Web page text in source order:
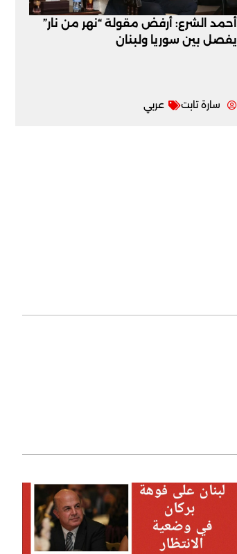
أحمد الشرع: أرفض مقولة “نهر من نار”
يفصل بين سوريا ولبنان
سارة تابت عربي